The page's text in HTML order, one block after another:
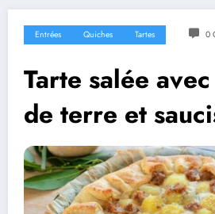
Entrées Quiches Tartes 0
Tarte salée
de terre et